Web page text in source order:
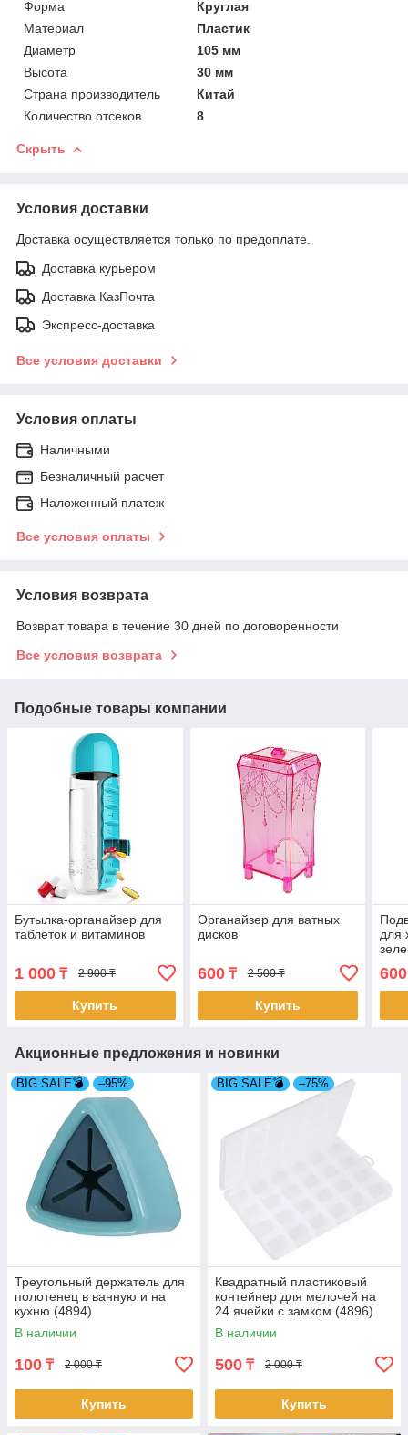
Форма
Круглая
Материал
Пластик
Диаметр
105 мм
Высота
30 мм
Страна производитель
Китай
Количество отсеков
8
Скрыть
Условия доставки
Доставка осуществляется только по предоплате.
Доставка курьером
Доставка КазПочта
Экспресс-доставка
Все условия доставки
Условия оплаты
Наличными
Безналичный расчет
Наложенный платеж
Все условия оплаты
Условия возврата
Возврат товара в течение 30 дней по договоренности
Все условия возврата
Подобные товары компании
Бутылка-органайзер для
таблеток и витаминов
1 000 ₸ 2 900 ₸
Купить
Органайзер для ватных
дисков
600₸ 2 500 ₸
Купить
для
600
Акционные предложения и новинки
BIG SALE💣 –95%
Треугольный держатель для
полотенец в ванную и на
кухню (4894)
В наличии
100 ₸ 2 000 ₸
Купить
BIG SALE💣 –75%
Квадратный пластиковый
контейнер для мелочей на
24 ячейки с замком (4896)
В наличии
500 ₸ 2 000 ₸
Купить